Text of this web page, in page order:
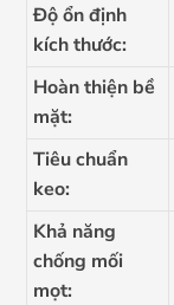
Độ ổn định
kích thước:
Hoàn thiện bề
mặt:
Tiêu chuẩn
keo:
Khả năng
chống mối
mọt: